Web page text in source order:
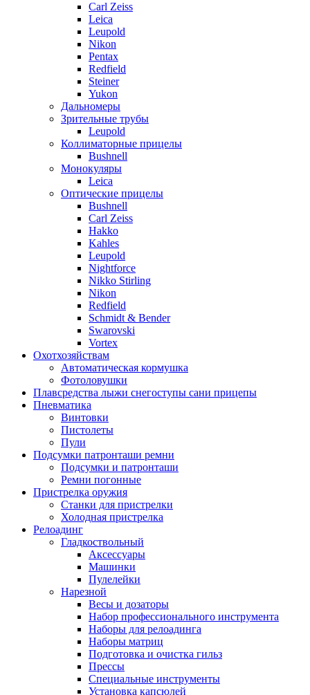
Carl Zeiss
Leica
Leupold
Nikon
Pentax
Redfield
Steiner
Yukon
Дальномеры
Зрительные трубы
Leupold
Коллиматорные прицелы
Bushnell
Монокуляры
Leica
Оптические прицелы
Bushnell
Carl Zeiss
Hakko
Kahles
Leupold
Nightforce
Nikko Stirling
Nikon
Redfield
Schmidt & Bender
Swarovski
Vortex
Охотхозяйствам
Автоматическая кормушка
Фотоловушки
Плавсредства лыжи снегоступы сани прицепы
Пневматика
Винтовки
Пистолеты
Пули
Подсумки патронташи ремни
Подсумки и патронташи
Ремни погонные
Пристрелка оружия
Станки для пристрелки
Холодная пристрелка
Релоадинг
Гладкоствольный
Аксессуары
Машинки
Пулелейки
Нарезной
Весы и дозаторы
Набор профессионального инструмента
Наборы для релоадинга
Наборы матриц
Подготовка и очистка гильз
Прессы
Специальные инструменты
Установка капсюлей